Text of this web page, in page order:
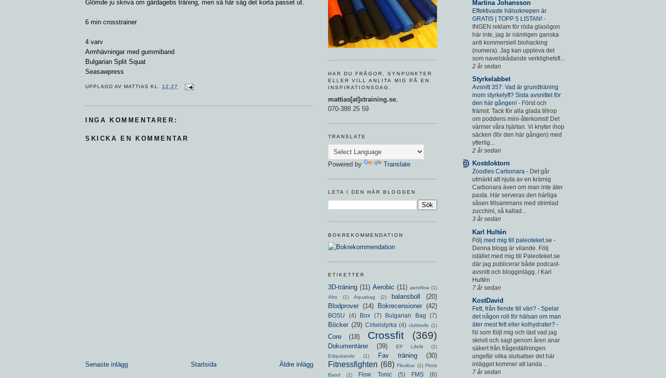
Glömde ju skriva om gårdagebs träning, men så här såg det korta passet ut.
6 min crosstrainer
4 varv
Armhävningar med gummiband
Bulgarian Split Squat
Seasawpress
UPPLAGD AVMATTIAS KL. 12:27
INGA KOMMENTARER:
SKICKA EN KOMMENTAR
Senaste inlägg Äldre inlägg
Startsida
Martina Johansson
Effektivaste hälsoknepen är
GRATIS | TOPP 5 LISTAN! -
INGEN reklam för röda glasögon
här inte, jag är nämligen ganska
anti kommersiell biohacking
(numera). Jag kan uppleva det
som navelskådande verklighetsfl...
2 år sedan
Styrkelabbet
Avsnitt 357: Vad är grundträning
inom styrkelyft? Sista avsnittet för
den här gången! - Först och
främst: Tack för alla glada tillrop
om poddens mini-återkomst! Det
värmer våra hjärtan. Vi knyter ihop
säcken (för den här gången) med
ytterlig...
2 år sedan
Kostdoktorn
Zoodles Carbonara - Det går
utmärkt att njuta av en krämig
Carbonara även om man inte äter
pasta. Här serveras den härliga
såsen tillsammans med strimlad
zucchini, så kallad...
3 år sedan
Karl Hultén
Följ med mig till paleoteket.se -
Denna blogg är vilande. Följ
istället med mig till Paleoteket.se
där jag publicerar både podcast-
avsnitt och blogginlägg. / Karl
Hultén
7 år sedan
KostDavid
Fett, från fiende till vän? - Spelar
det någon roll för hälsan om man
äter mest fett eller kolhydrater? -
Ni som följt mig och läst vad jag
skrivit och sagt genom åren anar
säkert från frågeställningen
ungefär vilka slutsatser det här
inlägget kommer att landa ...
7 år sedan
HAR DU FRÅGOR, SYNPUNKTER
ELLER VILL ANLITA MIG PÅ EN
INSPIRATIONSDAG.
mattias[at]xtraining.se,
070-388 25 59
TRANSLATE
Powered by Translate
LETA I DEN HÄR BLOGGEN
BOKREKOMMENDATION
ETIKETTER
3D-träning (11) Aerobic (11) aeroflow (1)
Afro
(1) Aquabag (2) balansboll
(20)
Blodprover (14) Bokrecensioner (42)
BOSU (4) Box (7) Bulgarian Bag (7)
Böcker (29) Cirkelstyrka (4) clubbells (1)
Core (18) Crossfit (369)
Dokumentärer (39) EP Lifefit
(2)
Erbjudande
(1) Fav träning (30)
Fitnessfighten (68) Flexibar (1) Floss
Band
(1) Flow Tonic (5) FMS
(6)